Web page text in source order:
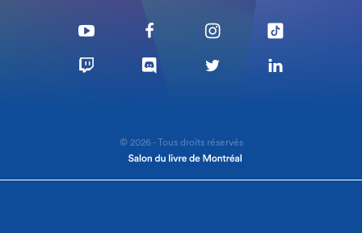
© 2026 - Tous droits réservés